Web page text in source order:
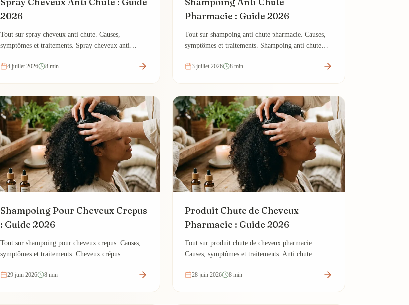
2026
Tout sur spray cheveux anti chute. Causes,
symptômes et traitements. Spray cheveux anti
4 juillet 2026 8 min
Pharmacie : Guide 2026
Tout sur shampoing anti chute pharmacie. Causes,
symptômes et traitements. Shampoing anti chute
3 juillet 2026 8 min
Shampoing Pour Cheveux Crepus
: Guide 2026
Tout sur shampoing pour cheveux crepus. Causes,
symptômes et traitements. Cheveux crépus
29 juin 2026 8 min
Produit Chute de Cheveux
Pharmacie : Guide 2026
Tout sur produit chute de cheveux pharmacie.
Causes, symptômes et traitements. Anti chute
28 juin 2026 8 min